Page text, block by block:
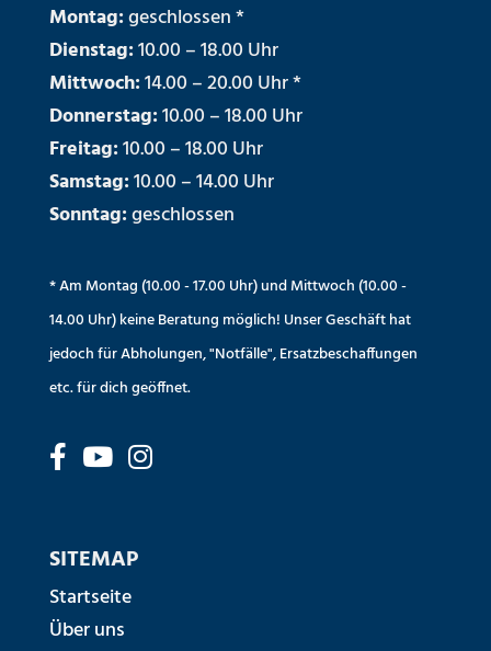
Montag:geschlossen *
Dienstag:10.00 – 18.00 Uhr
Mittwoch:14.00 – 20.00 Uhr *
Donnerstag:10.00 – 18.00 Uhr
Freitag:10.00 – 18.00 Uhr
Samstag:10.00 – 14.00 Uhr
Sonntag:geschlossen
* Am Montag (10.00 - 17.00 Uhr) und Mittwoch (10.00 -
14.00 Uhr) keine Beratung möglich! Unser Geschäft hat
jedoch für Abholungen, "Notfälle", Ersatzbeschaffungen
etc. für dich geöffnet.
SITEMAP
Startseite
Über uns